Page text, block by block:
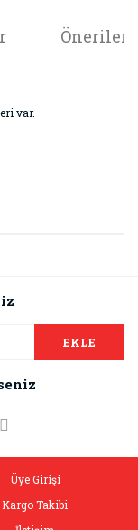
var.
EKLE
Üye Girişi
Kargo Takibi